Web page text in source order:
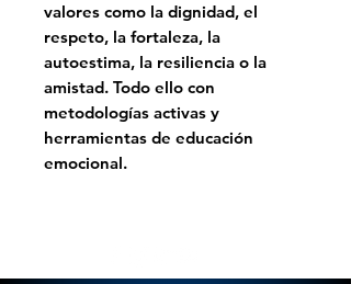
valores como la dignidad, el
respeto, la fortaleza, la
autoestima, la resiliencia o la
amistad. Todo ello con
metodologías activas y
herramientas de educación
emocional.